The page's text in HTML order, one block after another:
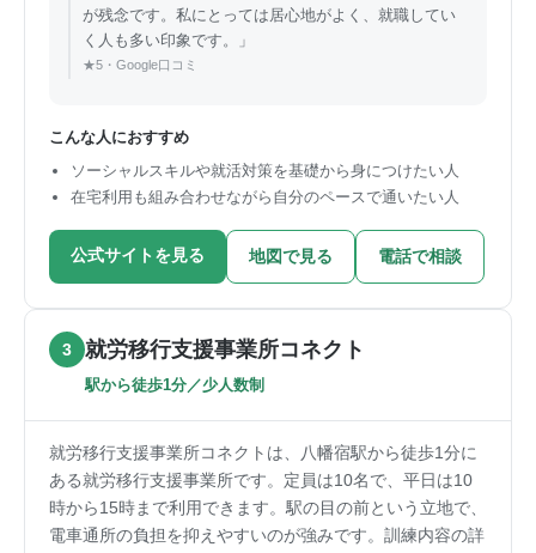
が残念です。私にとっては居心地がよく、就職してい
く人も多い印象です。」
★5・Google口コミ
こんな人におすすめ
ソーシャルスキルや就活対策を基礎から身につけたい人
在宅利用も組み合わせながら自分のペースで通いたい人
公式サイトを見る 地図で見る 電話で相談
3 就労移行支援事業所コネクト
駅から徒歩1分／少人数制
就労移行支援事業所コネクトは、八幡宿駅から徒歩1分に
ある就労移行支援事業所です。定員は10名で、平日は10
時から15時まで利用できます。駅の目の前という立地で、
電車通所の負担を抑えやすいのが強みです。訓練内容の詳